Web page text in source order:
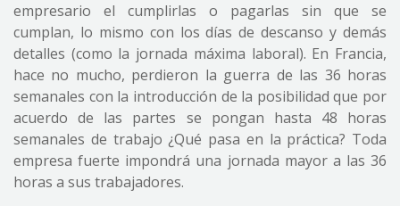
empresario el cumplirlas o pagarlas sin que se
cumplan, lo mismo con los días de descanso y demás
detalles (como la jornada máxima laboral). En Francia,
hace no mucho, perdieron la guerra de las 36 horas
semanales con la introducción de la posibilidad que por
acuerdo de las partes se pongan hasta 48 horas
semanales de trabajo ¿Qué pasa en la práctica? Toda
empresa fuerte impondrá una jornada mayor a las 36
horas a sus trabajadores.